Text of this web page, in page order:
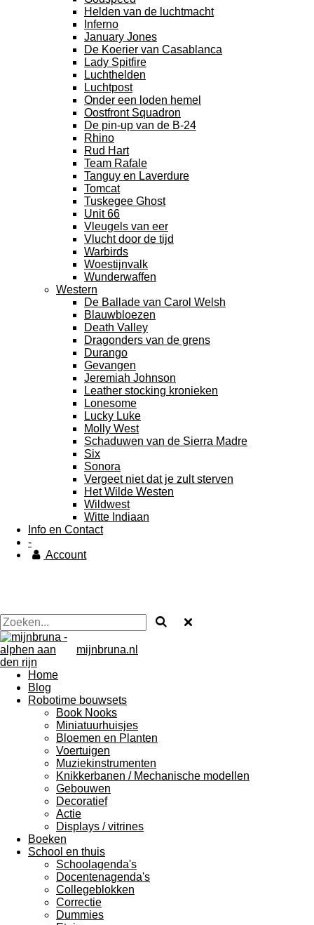
Helden van de luchtmacht
Inferno
January Jones
De Koerier van Casablanca
Lady Spitfire
Luchthelden
Luchtpost
Onder een loden hemel
Oostfront Squadron
De pin-up van de B-24
Rhino
Rud Hart
Team Rafale
Tanguy en Laverdure
Tomcat
Tuskegee Ghost
Unit 66
Vleugels van eer
Vlucht door de tijd
Warbirds
Woestijnvalk
Wunderwaffen
Western
De Ballade van Carol Welsh
Blauwbloezen
Death Valley
Dragonders van de grens
Durango
Gevangen
Jeremiah Johnson
Leather stocking kronieken
Lonesome
Lucky Luke
Molly West
Schaduwen van de Sierra Madre
Six
Sonora
Vergeet niet dat je zult sterven
Het Wilde Westen
Wildwest
Witte Indiaan
Info en Contact
-
Account
mijnbruna.nl
Home
Blog
Robotime bouwsets
Book Nooks
Miniatuurhuisjes
Bloemen en Planten
Voertuigen
Muziekinstrumenten
Knikkerbanen / Mechanische modellen
Gebouwen
Decoratief
Actie
Displays / vitrines
Boeken
School en thuis
Schoolagenda's
Docentenagenda's
Collegeblokken
Correctie
Dummies